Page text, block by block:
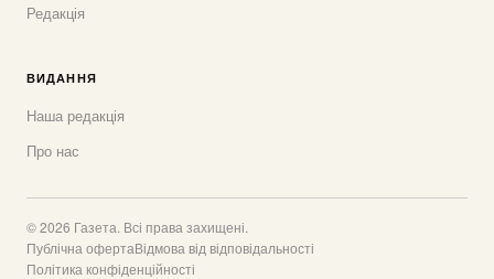
Редакція
ВИДАННЯ
Наша редакція
Про нас
© 2026 Газета. Всі права захищені.
Публічна офертаВідмова від відповідальності
Політика конфіденційності